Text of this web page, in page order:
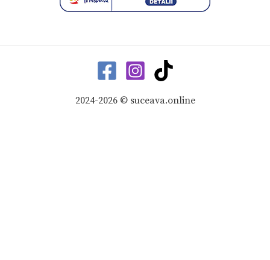
2024-2026 © suceava.online